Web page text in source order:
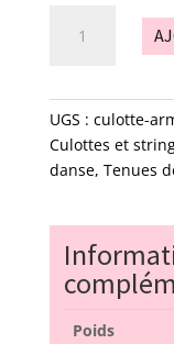
Armelle
-
R3504
UGS : culotte-
Culottes et
danse, Tenues
Poids